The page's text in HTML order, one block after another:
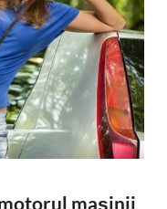
mașinii